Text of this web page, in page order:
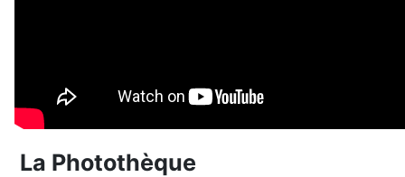
La Photothèque